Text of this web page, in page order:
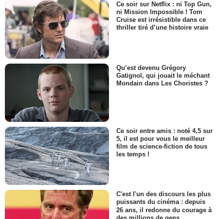
Ce soir sur Netflix : ni Top Gun,
ni Mission Impossible ! Tom
Cruise est irrésistible dans ce
thriller tiré d’une histoire vraie
Qu’est devenu Grégory
Gatignol, qui jouait le méchant
Mondain dans Les Choristes ?
Ce soir entre amis : noté 4,5 sur
5, il est pour vous le meilleur
film de science-fiction de tous
les temps !
C'est l'un des discours les plus
puissants du cinéma : depuis
26 ans, il redonne du courage à